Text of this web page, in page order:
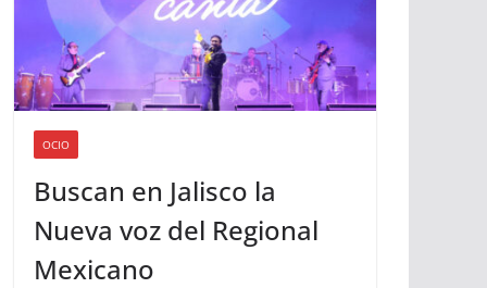
OCIO
Buscan en Jalisco la
Nueva voz del Regional
Mexicano